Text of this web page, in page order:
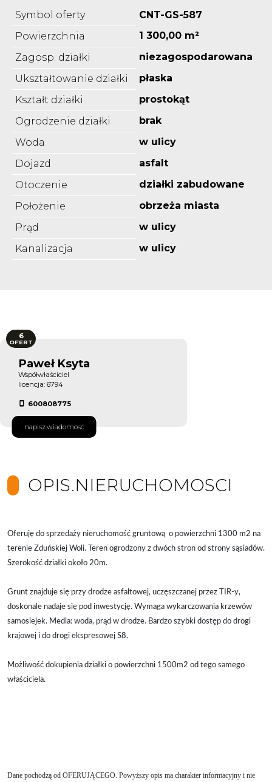
Symbol oferty
CNT-GS-587
Powierzchnia
1 300,00 m²
Zagosp. działki
niezagospodarowana
Ukształtowanie działki
płaska
Kształt działki
prostokąt
Ogrodzenie działki
brak
Woda
w ulicy
Dojazd
asfalt
Otoczenie
działki zabudowane
Położenie
obrzeża miasta
Prąd
w ulicy
Kanalizacja
w ulicy
Paweł Ksyta
Współwłaściciel
licencja: 6794
600808775
napisz.wiadomosc
6
OFERT
OPIS.NIERUCHOMOSCI
Oferuję do sprzedaży nieruchomość gruntową o powierzchni 1300 m2 na
terenie Zduńskiej Woli. Teren ogrodzony z dwóch stron od strony sąsiadów.
Szerokość działki około 20m.
Grunt znajduje się przy drodze asfaltowej, uczęszczanej przez TIR-y,
doskonale nadaje się pod inwestycję. Wymaga wykarczowania krzewów
samosiejek. Media: woda, prąd w drodze. Bardzo szybki dostęp do drogi
krajowej i do drogi ekspresowej S8.
Możliwość dokupienia działki o powierzchni 1500m2 od tego samego
właściciela.
Dane pochodzą od OFERUJĄCEGO. Powyższy opis ma charakter informacyjny i nie